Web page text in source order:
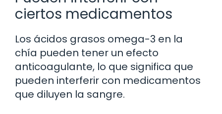
ciertos medicamentos
Los ácidos grasos omega-3 en la
chía pueden tener un efecto
anticoagulante, lo que significa que
pueden interferir con medicamentos
que diluyen la sangre.